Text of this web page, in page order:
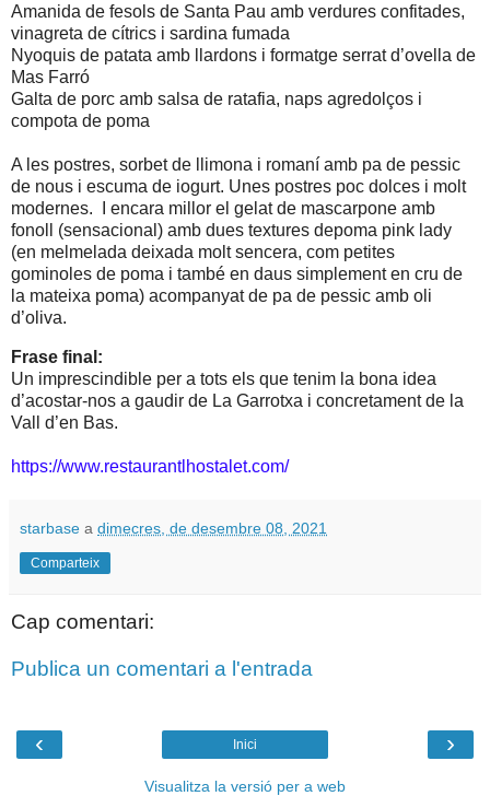
Amanida de fesols de Santa Pau amb verdures confitades,
vinagreta de cítrics i sardina fumada
Nyoquis de patata amb llardons i formatge serrat d’ovella de
Mas Farró
Galta de porc amb salsa de ratafia, naps agredolços i
compota de poma
A les postres, sorbet de llimona i romaní amb pa de pessic
de nous i escuma de iogurt. Unes postres poc dolces i molt
modernes.
I encara millor el gelat de mascarpone amb
fonoll (sensacional) amb dues textures depoma pink lady
(en melmelada deixada molt sencera, com petites
gominoles de poma i també en daus simplement en cru de
la mateixa poma) acompanyat de pa de pessic amb oli
d’oliva.
Frase final:
Un imprescindible per a tots els que tenim la bona idea
d’acostar-nos a gaudir de La Garrotxa i concretament de la
Vall d’en Bas.
https://www.restaurantlhostalet.com/
starbase a dimecres, de desembre 08, 2021
Comparteix
Cap comentari:
Publica un comentari a l'entrada
‹ ›
Inici
Visualitza la versió per a web